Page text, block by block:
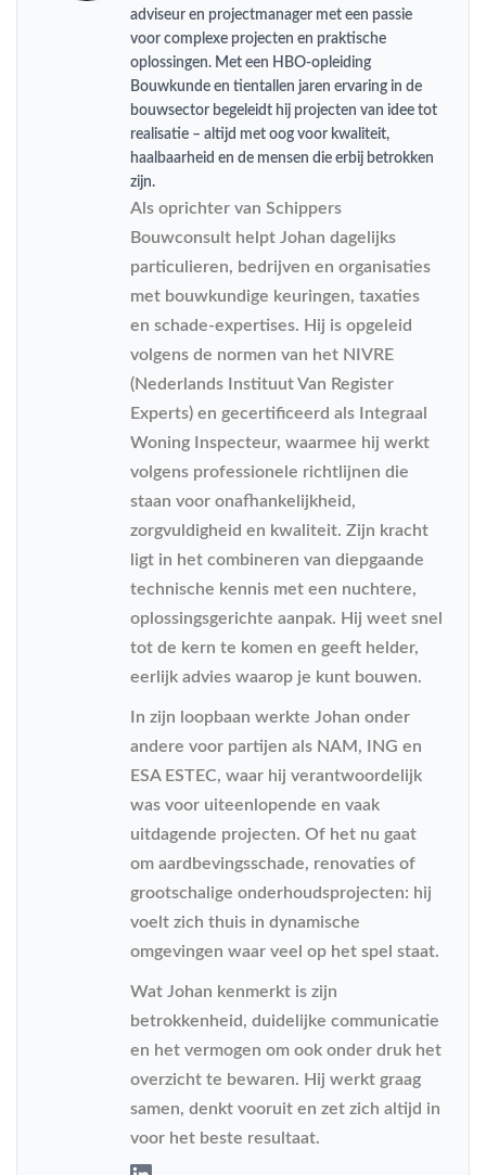
adviseur en projectmanager met een passie
voor complexe projecten en praktische
oplossingen. Met een HBO-opleiding
Bouwkunde en tientallen jaren ervaring in de
bouwsector begeleidt hij projecten van idee tot
realisatie – altijd met oog voor kwaliteit,
haalbaarheid en de mensen die erbij betrokken
zijn.
Als oprichter van Schippers
Bouwconsult helpt Johan dagelijks
particulieren, bedrijven en organisaties
met bouwkundige keuringen, taxaties
en schade-expertises. Hij is opgeleid
volgens de normen van het NIVRE
(Nederlands Instituut Van Register
Experts) en gecertificeerd als Integraal
Woning Inspecteur, waarmee hij werkt
volgens professionele richtlijnen die
staan voor onafhankelijkheid,
zorgvuldigheid en kwaliteit. Zijn kracht
ligt in het combineren van diepgaande
technische kennis met een nuchtere,
oplossingsgerichte aanpak. Hij weet snel
tot de kern te komen en geeft helder,
eerlijk advies waarop je kunt bouwen.
In zijn loopbaan werkte Johan onder
andere voor partijen als NAM, ING en
ESA ESTEC, waar hij verantwoordelijk
was voor uiteenlopende en vaak
uitdagende projecten. Of het nu gaat
om aardbevingsschade, renovaties of
grootschalige onderhoudsprojecten: hij
voelt zich thuis in dynamische
omgevingen waar veel op het spel staat.
Wat Johan kenmerkt is zijn
betrokkenheid, duidelijke communicatie
en het vermogen om ook onder druk het
overzicht te bewaren. Hij werkt graag
samen, denkt vooruit en zet zich altijd in
voor het beste resultaat.